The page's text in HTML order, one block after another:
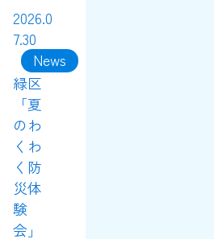
2026.0
7.30
News
緑区
「夏
のわ
くわ
く防
災体
験
会」